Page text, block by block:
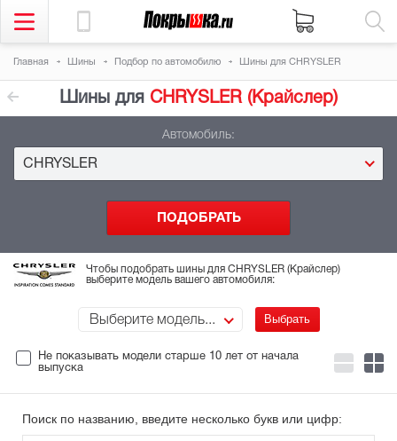
Главная Шины Подбор по автомобилю Шины для CHRYSLER
Шины для CHRYSLER (Крайслер)
Автомобиль:
CHRYSLER
Чтобы подобрать шины для CHRYSLER (Крайслер)
выберите модель вашего автомобиля:
Выберите модель...
Не показывать модели старше 10 лет от начала
выпуска
Поиск по названию, введите несколько букв или цифр: